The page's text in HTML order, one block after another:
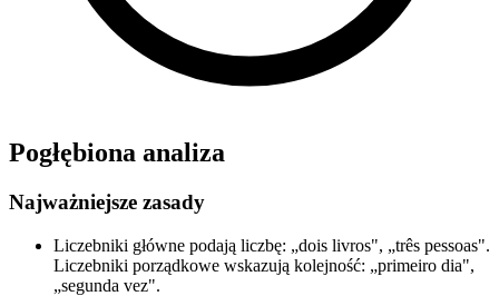
Pogłębiona analiza
Najważniejsze zasady
Liczebniki główne podają liczbę: „dois livros", „três pessoas".
Liczebniki porządkowe wskazują kolejność: „primeiro dia",
„segunda vez".